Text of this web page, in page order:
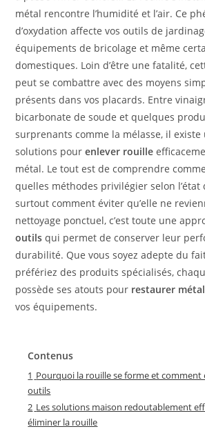
métal rencontre l’humidité et l’air. Ce
d’oxydation affecte vos outils de
équipements de bricolage et même
domestiques. Loin d’être une fatalité,
peut se combattre avec des moyens
présents dans vos placards. Entre
bicarbonate de soude et quelques
surprenants comme la mélasse, il
solutions pourenlever rouille
métal. Le tout est de comprendre
quelles méthodes privilégier selon l’état
surtout comment éviter qu’elle ne
nettoyage ponctuel, c’est toute une
outils qui permet de conserver leur
durabilité. Que vous soyez adepte du
préfériez des produits spécialisés,
possède ses atouts pour restaurer métal
vos équipements.
Contenus
1 Pourquoi la rouille se forme et comment
outils
2 Les solutions maison redoutablement
éliminer la rouille